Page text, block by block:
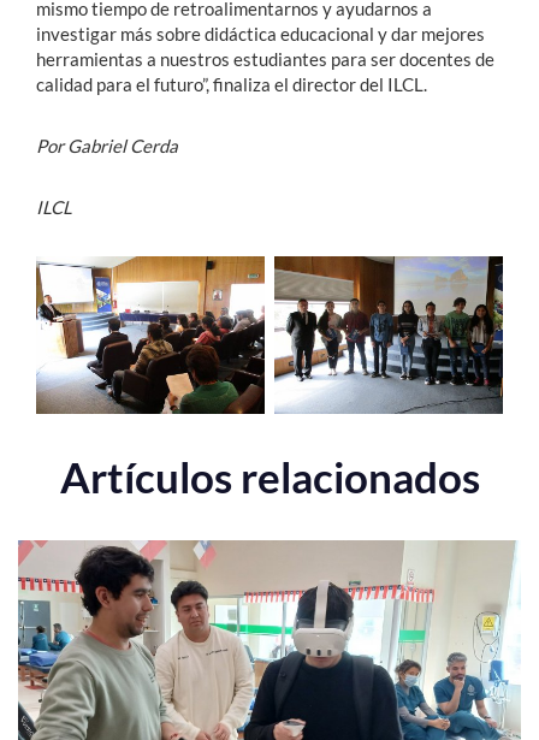
mismo tiempo de retroalimentarnos y ayudarnos a
investigar más sobre didáctica educacional y dar mejores
herramientas a nuestros estudiantes para ser docentes de
calidad para el futuro”, finaliza el director del ILCL.
Por Gabriel Cerda
ILCL
Artículos relacionados